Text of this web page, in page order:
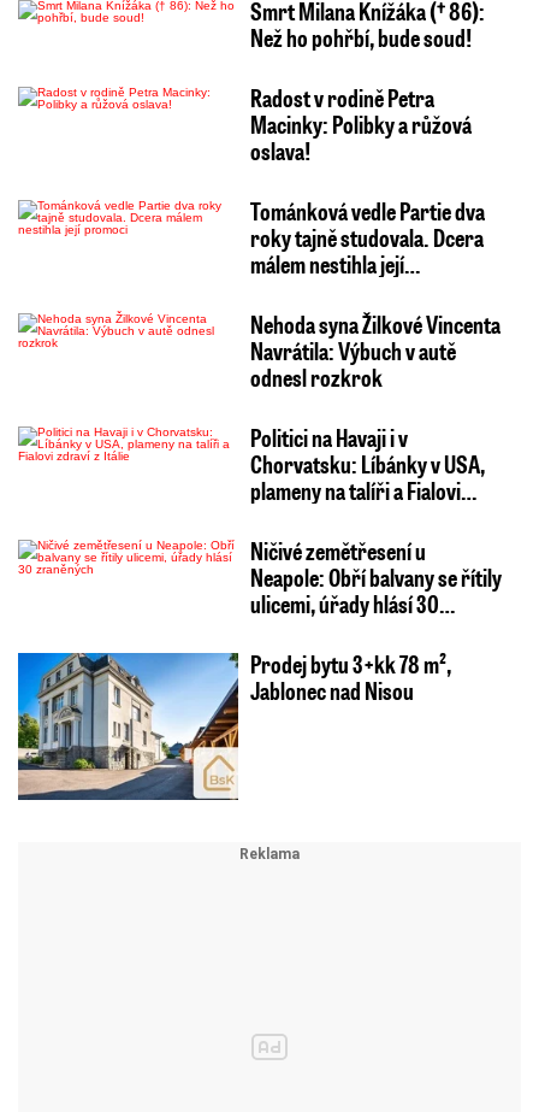
Smrt Milana Knížáka († 86):
Než ho pohřbí, bude soud!
Radost v rodině Petra
Macinky: Polibky a růžová
oslava!
Tománková vedle Partie dva
roky tajně studovala. Dcera
málem nestihla její…
Nehoda syna Žilkové Vincenta
Navrátila: Výbuch v autě
odnesl rozkrok
Politici na Havaji i v
Chorvatsku: Líbánky v USA,
plameny na talíři a Fialovi…
Ničivé zemětřesení u
Neapole: Obří balvany se řítily
ulicemi, úřady hlásí 30…
Prodej bytu 3+kk 78 m²,
Jablonec nad Nisou